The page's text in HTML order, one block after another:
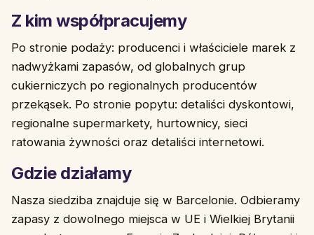
Z kim współpracujemy
Po stronie podaży: producenci i właściciele marek z
nadwyżkami zapasów, od globalnych grup
cukierniczych po regionalnych producentów
przekąsek. Po stronie popytu: detaliści dyskontowi,
regionalne supermarkety, hurtownicy, sieci
ratowania żywności oraz detaliści internetowi.
Gdzie działamy
Nasza siedziba znajduje się w Barcelonie. Odbieramy
zapasy z dowolnego miejsca w UE i Wielkiej Brytanii